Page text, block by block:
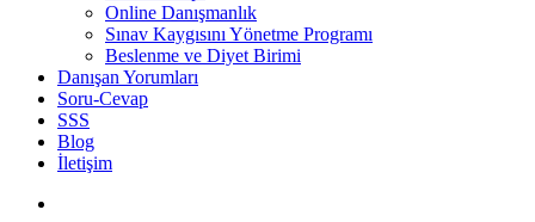
Online Danışmanlık
Sınav Kaygısını Yönetme Programı
Beslenme ve Diyet Birimi
Danışan Yorumları
Soru-Cevap
SSS
Blog
İletişim